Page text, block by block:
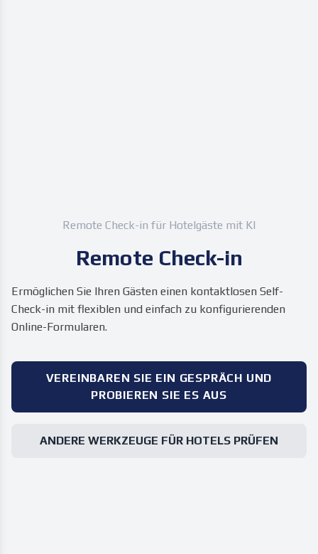
Remote Check-in für Hotelgäste mit KI
Remote Check-in
Ermöglichen Sie Ihren Gästen einen kontaktlosen Self-
Check-in mit flexiblen und einfach zu konfigurierenden
Online-Formularen.
VEREINBAREN SIE EIN GESPRÄCH UND
PROBIEREN SIE ES AUS
ANDERE WERKZEUGE FÜR HOTELS PRÜFEN